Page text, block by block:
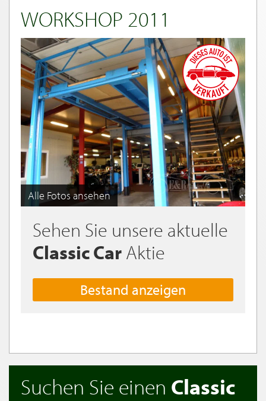
WORKSHOP 2011
Alle Fotos ansehen
Sehen Sie unsere aktuelle
Classic Car Aktie
Bestand anzeigen
Suchen Sie einen Classic